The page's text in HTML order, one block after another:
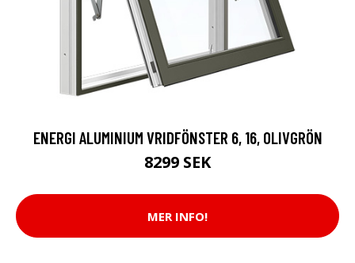
ENERGI ALUMINIUM VRIDFÖNSTER 6, 16, OLIVGRÖN
8299 SEK
MER INFO!